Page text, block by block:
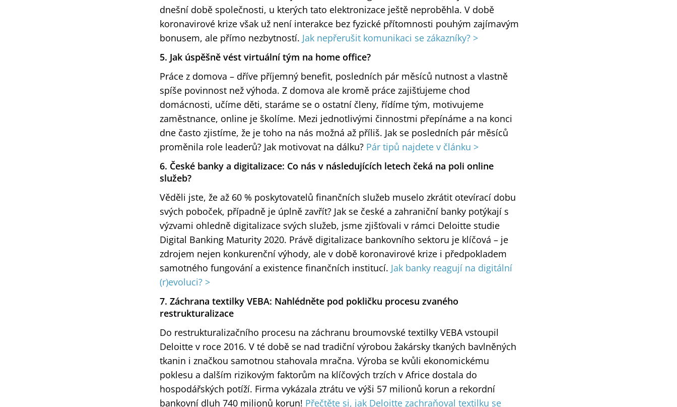
dnešní době společnosti, u kterých tato elektronizace ještě neproběhla. V době
koronavirové krize však už není interakce bez fyzické přítomnosti pouhým zajímavým
bonusem, ale přímo nezbytností. Jak nepřerušit komunikaci se zákazníky? >
5. Jak úspěšně vést virtuální tým na home office?
Práce z domova – dříve příjemný benefit, posledních pár měsíců nutnost a vlastně
spíše povinnost než výhoda. Z domova ale kromě práce zajišťujeme chod
domácnosti, učíme děti, staráme se o ostatní členy, řídíme tým, motivujeme
zaměstnance, online je školíme. Mezi jednotlivými činnostmi přepínáme a na konci
dne často zjistíme, že je toho na nás možná až příliš. Jak se posledních pár měsíců
proměnila role leaderů? Jak motivovat na dálku? Pár tipů najdete v článku >
6. České banky a digitalizace: Co nás v následujících letech čeká na poli online
služeb?
Věděli jste, že až 60 % poskytovatelů finančních služeb muselo zkrátit otevírací dobu
svých poboček, případně je úplně zavřít? Jak se české a zahraniční banky potýkají s
výzvami ohledně digitalizace svých služeb, jsme zjišťovali v rámci Deloitte studie
Digital Banking Maturity 2020. Právě digitalizace bankovního sektoru je klíčová – je
zdrojem nejen konkurenční výhody, ale v době koronavirové krize i předpokladem
samotného fungování a existence finančních institucí. Jak banky reagují na digitální
(r)evoluci? >
7. Záchrana textilky VEBA: Nahlédněte pod pokličku procesu zvaného
restrukturalizace
Do restrukturalizačního procesu na záchranu broumovské textilky VEBA vstoupil
Deloitte v roce 2016. V té době se nad tradiční výrobou žakársky tkaných bavlněných
tkanin i značkou samotnou stahovala mračna. Výroba se kvůli ekonomickému
poklesu a dalším rizikovým faktorům na klíčových trzích v Africe dostala do
hospodářských potíží. Firma vykázala ztrátu ve výši 57 milionů korun a rekordní
bankovní dluh 740 milionů korun! Přečtěte si, jak Deloitte zachraňoval textilku se